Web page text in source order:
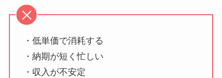
・低単価で消耗する
・納期が短く忙しい
・収入が不安定